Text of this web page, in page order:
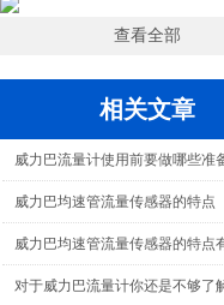
查看全部
相关文章
威力巴流量计使用前要做哪些准
威力巴均速管流量传感器的特点
威力巴均速管流量传感器的特点
对于威力巴流量计你还是不够了